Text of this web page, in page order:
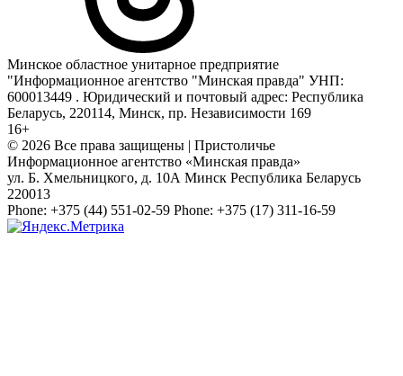
Минское областное унитарное предприятие
"Информационное агентство "Минская правда" УНП:
600013449 . Юридический и почтовый адрес: Республика
Беларусь, 220114, Минск, пр. Независимости 169
16+
© 2026 Все права защищены | Пристоличье
Информационное агентство «Минская правда»
ул. Б. Хмельницкого, д. 10А Минск Республика Беларусь
220013
Phone: +375 (44) 551-02-59 Phone: +375 (17) 311-16-59